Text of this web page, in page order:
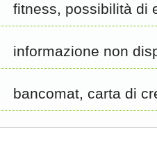
fitness, possibilità di
informazione non
bancomat, carta di